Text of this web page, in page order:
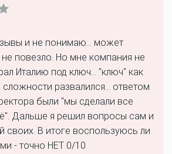
и не понимаю... может
повезло. Но мне компания не
Италию под ключ... "ключ" как
развалился... ответом
были "мы сделали все
Дальше я решил вопросы сам и
своих. В итоге воспользуюсь ли
- точно НЕТ 0/10